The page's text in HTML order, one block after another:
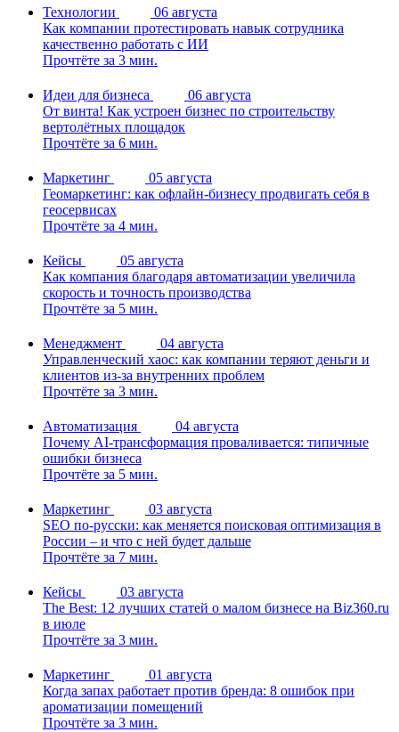
Технологии
06 августа
Как компании протестировать навык сотрудника
качественно работать с ИИ
Прочтёте за 3 мин.
Идеи для бизнеса
06 августа
От винта! Как устроен бизнес по строительству
вертолётных площадок
Прочтёте за 6 мин.
Маркетинг
05 августа
Геомаркетинг: как офлайн-бизнесу продвигать себя в
геосервисах
Прочтёте за 4 мин.
Кейсы
05 августа
Как компания благодаря автоматизации увеличила
скорость и точность производства
Прочтёте за 5 мин.
Менеджмент
04 августа
Управленческий хаос: как компании теряют деньги и
клиентов из-за внутренних проблем
Прочтёте за 3 мин.
Автоматизация
04 августа
Почему AI-трансформация проваливается: типичные
ошибки бизнеса
Прочтёте за 5 мин.
Маркетинг
03 августа
SEO по-русски: как меняется поисковая оптимизация в
России – и что с ней будет дальше
Прочтёте за 7 мин.
Кейсы
03 августа
The Best: 12 лучших статей о малом бизнесе на Biz360.ru
в июле
Прочтёте за 3 мин.
Маркетинг
01 августа
Когда запах работает против бренда: 8 ошибок при
ароматизации помещений
Прочтёте за 3 мин.